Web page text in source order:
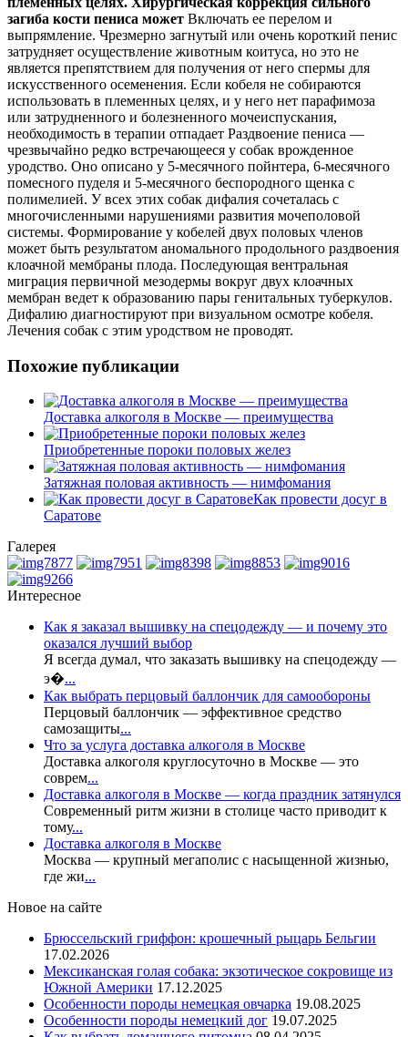
загиба кости пениса может Включать ее перелом и
выпрямление. Чрезмерно загнутый или очень короткий пенис
затрудняет осуществление животным коитуса, но это не
является препятствием для получения от него спермы для
искусственного осеменения. Если кобеля не собираются
использовать в племенных целях, и у него нет парафимоза
или затрудненного и болезненного мочеиспускания,
необходимость в терапии отпадает Раздвоение пениса —
чрезвычайно редко встречающееся у собак врожденное
уродство. Оно описано у 5-месячного пойнтера, 6-месячного
помесного пуделя и 5-месячного беспородного щенка с
полимелией. У всех этих собак дифалия сочеталась с
многочисленными нарушениями развития мочеполовой
системы. Формирование у кобелей двух половых членов
может быть результатом аномального продольного раздвоения
клоачной мембраны плода. Последующая вентральная
миграция первичной мезодермы вокруг двух клоачных
мембран ведет к образованию пары генитальных туберкулов.
Дифалию диагностируют при визуальном осмотре кобеля.
Лечения собак с этим уродством не проводят.
Похожие публикации
Доставка алкоголя в Москве — преимущества
Приобретенные пороки половых желез
Затяжная половая активность — нимфомания
Как провести досуг в
Саратове
Галерея
Интересное
Как я заказал вышивку на спецодежду — и почему это
оказался лучший выбор
Я всегда думал, что заказать вышивку на спецодежду —
э�...
Как выбрать перцовый баллончик для самообороны
Перцовый баллончик — эффективное средство
самозащиты...
Что за услуга доставка алкоголя в Москве
Доставка алкоголя круглосуточно в Москве — это
соврем...
Доставка алкоголя в Москве — когда праздник затянулся
Современный ритм жизни в столице часто приводит к
тому...
Доставка алкоголя в Москве
Москва — крупный мегаполис с насыщенной жизнью,
где жи...
Новое на сайте
Брюссельский гриффон: крошечный рыцарь Бельгии
17.02.2026
Мексиканская голая собака: экзотическое сокровище из
Южной Америки 17.12.2025
Особенности породы немецкая овчарка 19.08.2025
Особенности породы немецкий дог 19.07.2025